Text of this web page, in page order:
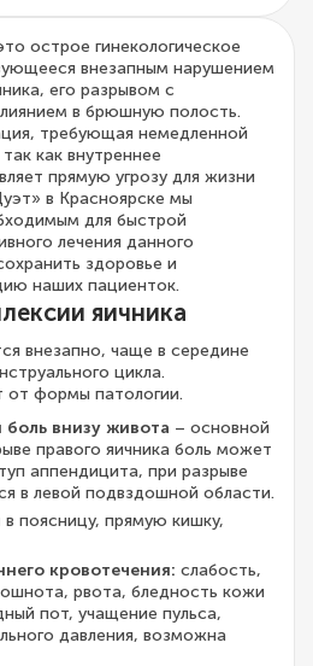
острое гинекологическое
внезапным нарушением
его разрывом с
в брюшную полость.
требующая немедленной
как внутреннее
прямую угрозу для жизни
в Красноярске мы
для быстрой
лечения данного
здоровье и
наших пациенток.
яичника
внезапно, чаще в середине
цикла.
от формы патологии.
боль внизу живота – основной
правого яичника боль может
аппендицита, при разрыве
в левой подвздошной области.
в поясницу, прямую кишку,
кровотечения: слабость,
рвота, бледность кожи
пот, учащение пульса,
давления, возможна